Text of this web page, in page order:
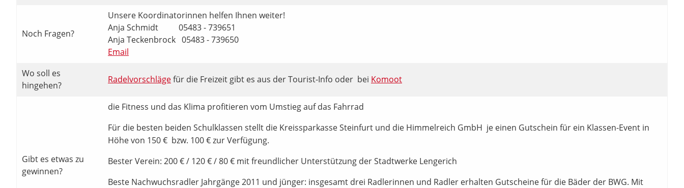
Noch Fragen?
Unsere Koordinatorinnen helfen Ihnen weiter!
Anja Schmidt 05483 - 739651
Anja Teckenbrock 05483 - 739650
Email
Wo soll es
hingehen?
Radelvorschlägefür die Freizeit gibt es aus der Tourist-Info oder bei Komoot
Gibt es etwas zu
gewinnen?
die Fitness und das Klima profitieren vom Umstieg auf das Fahrrad
Für die besten beiden Schulklassen stellt die Kreissparkasse Steinfurt und die Himmelreich GmbH je einen Gutschein für ein Klassen-Event in
Höhe von 150 € bzw. 100 € zur Verfügung.
Bester Verein: 200 € / 120 € / 80 € mit freundlicher Unterstützung der Stadtwerke Lengerich
Beste Nachwuchsradler Jahrgänge 2011 und jünger: insgesamt drei Radlerinnen und Radler erhalten Gutscheine für die Bäder der BWG. Mit